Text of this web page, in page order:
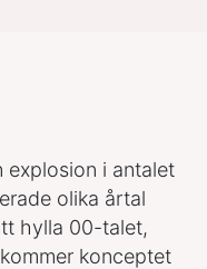
explosion i antalet
olika årtal
hylla 00-talet,
konceptet